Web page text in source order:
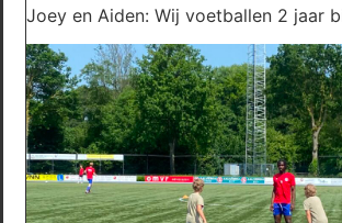
Joey en Aiden: Wij voetballen 2 jaar